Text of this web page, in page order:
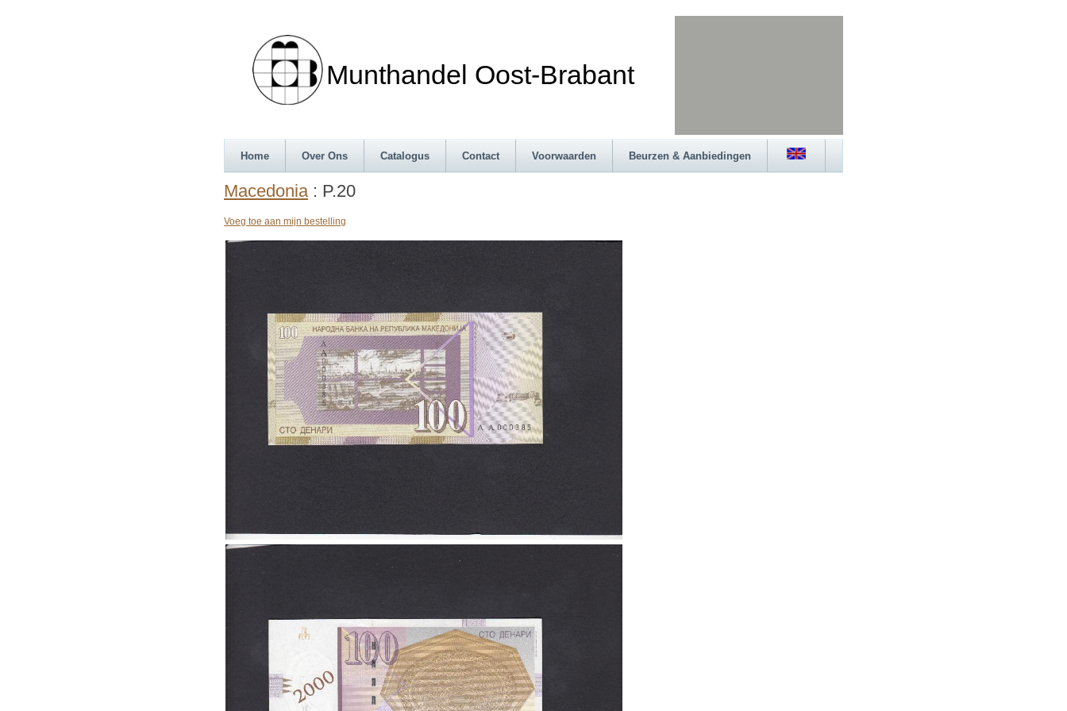
Munthandel Oost-Brabant
Home Over Ons Catalogus Contact Voorwaarden Beurzen & Aanbiedingen
Macedonia: P.20
Voeg toe aan mijn bestelling